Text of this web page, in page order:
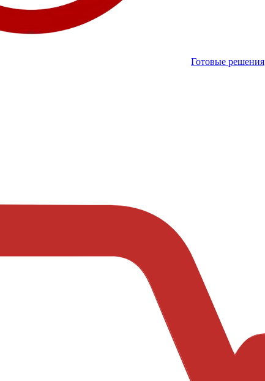
Готовые решения